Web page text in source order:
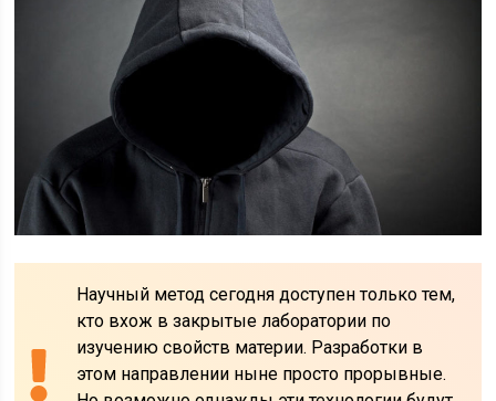
Научный метод сегодня доступен только тем,
кто вхож в закрытые лаборатории по
изучению свойств материи. Разработки в
этом направлении ныне просто прорывные.